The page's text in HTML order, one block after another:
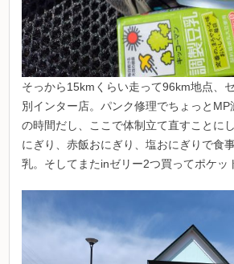
そっから15kmくらい走って96km地点、
別インター店。パンク修理でちょっとMP
の時間だし、ここで体制立て直すことに
にぎり、赤飯おにぎり、塩おにぎりで食
乳。そしてまたinゼリー2つ買ってポケッ